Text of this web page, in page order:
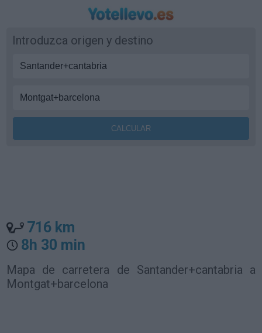
Introduzca origen y destino
716 km
8h 30 min
Mapa de carretera de Santander+cantabria a
Montgat+barcelona